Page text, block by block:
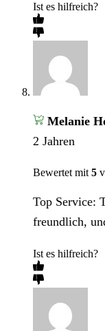
Ist es hilfreich?
Melanie
2 Jahren
Bewertet mit5
Top Service:
freundlich,
Ist es hilfreich?